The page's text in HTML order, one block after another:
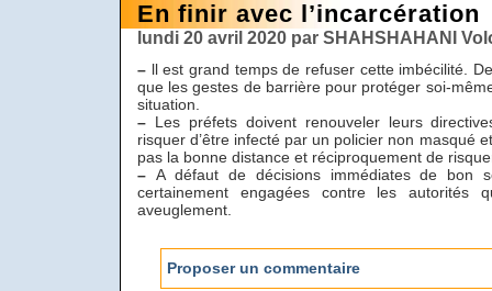
En finir avec l’incarcération
lundi 20 avril 2020 par SHAHSHAHANI
– ll est grand temps de refuser cette imbécilité.
que les gestes de barrière pour protéger soi-
situation.
– Les préfets doivent renouveler leurs
risquer d’être infecté par un policier non masqué
pas la bonne distance et réciproquement de
– A défaut de décisions immédiates de bon
certainement engagées contre les autorités
aveuglement.
Proposer un commentaire